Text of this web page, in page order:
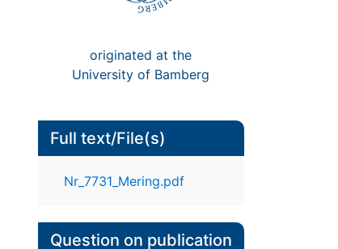
originated at the
University of Bamberg
Full text/File(s)
Nr_7731_Mering.pdf
Question on publication